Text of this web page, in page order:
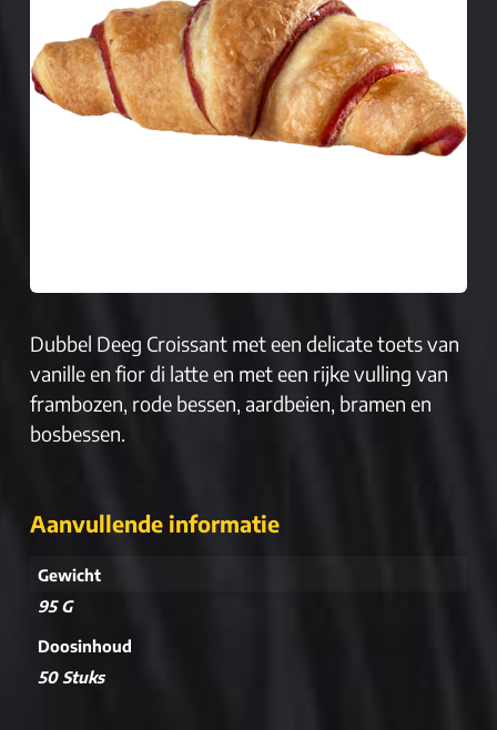
Dubbel Deeg Croissant met een delicate toets van
vanille en fior di latte en met een rijke vulling van
frambozen, rode bessen, aardbeien, bramen en
bosbessen.
Aanvullende informatie
Gewicht
95 G
Doosinhoud
50 Stuks